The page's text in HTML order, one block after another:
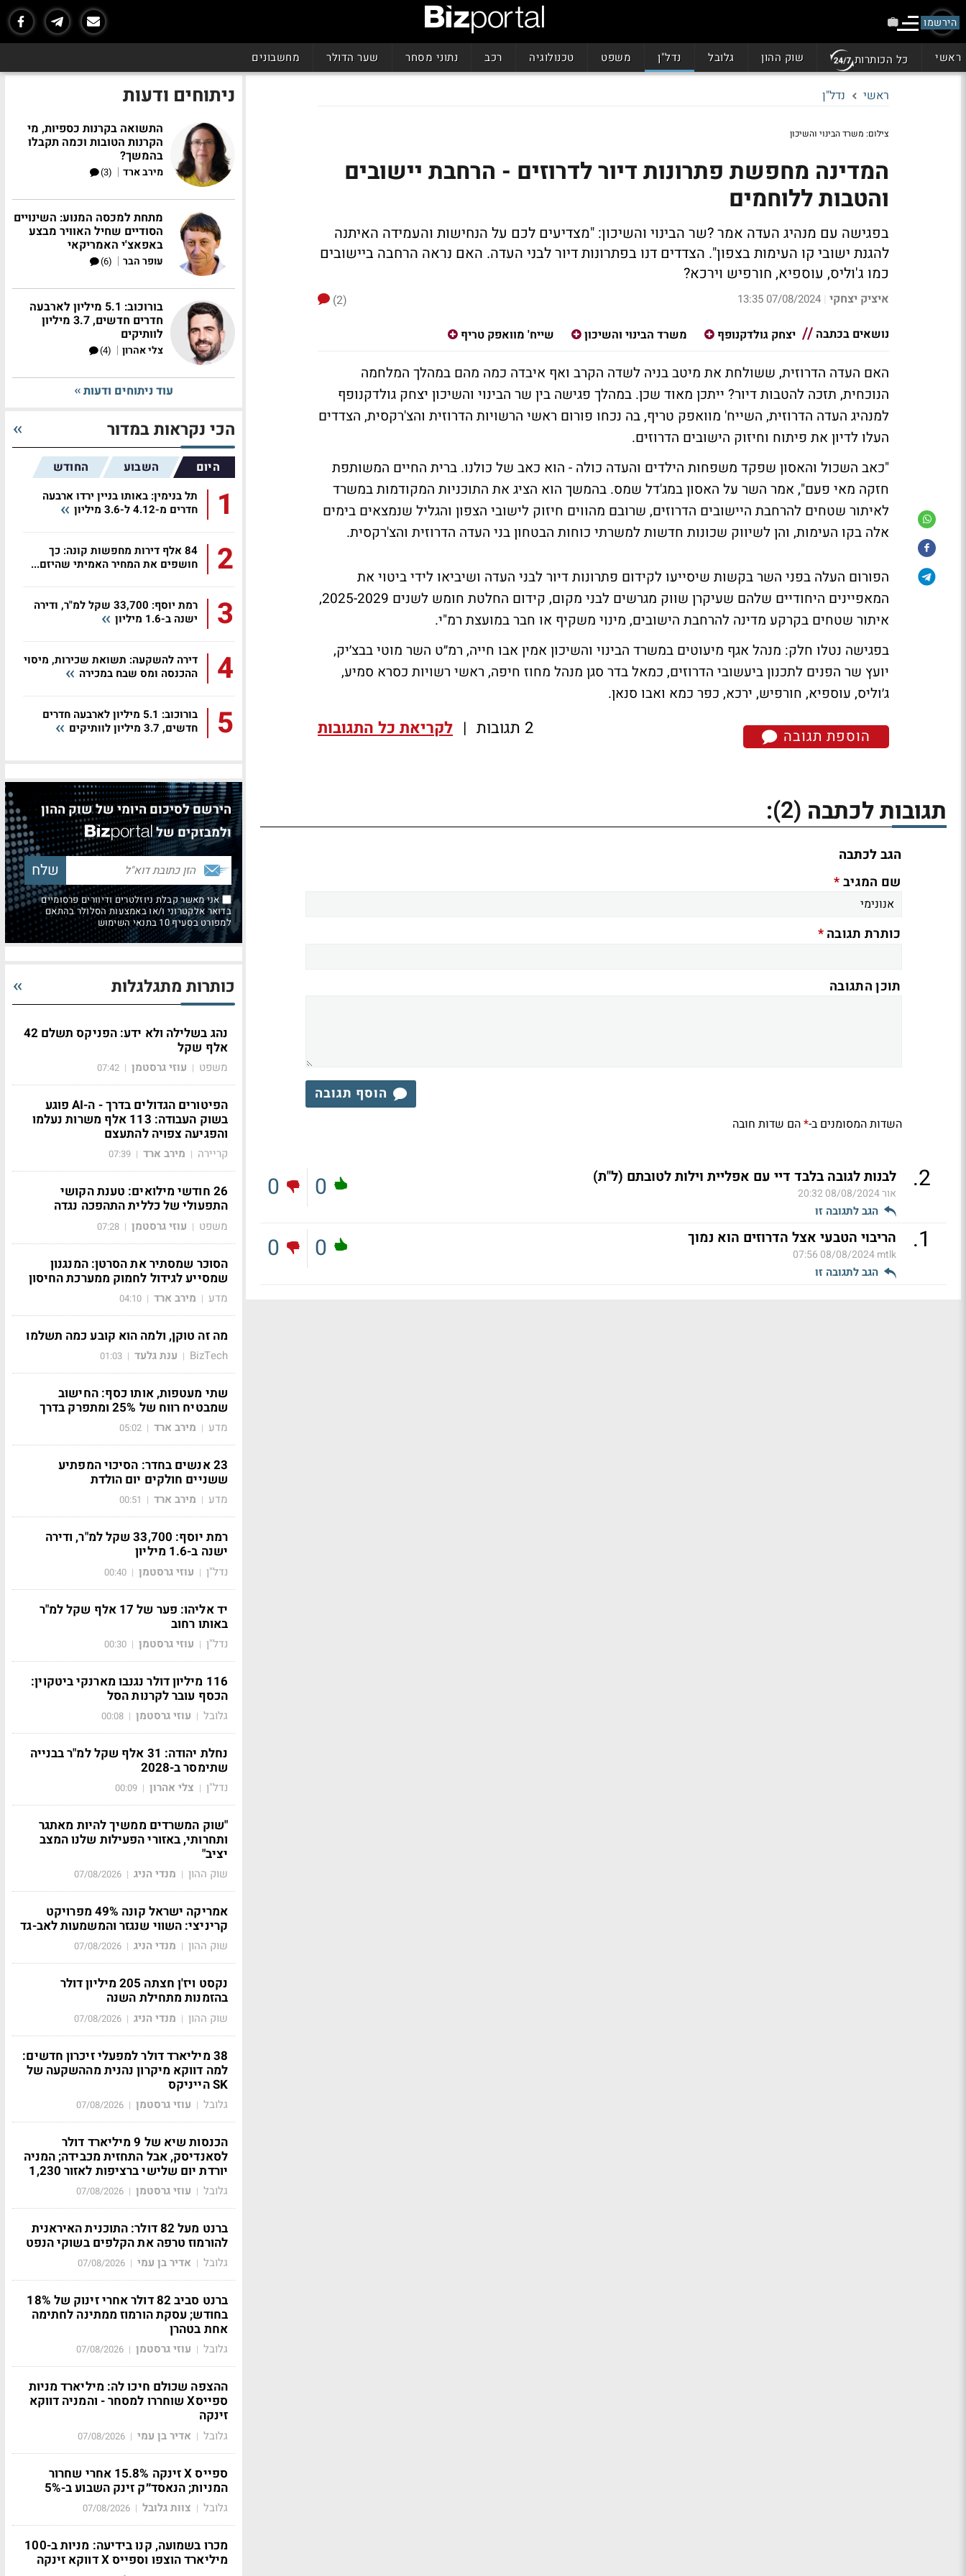
הירשמו
ראשי כל הכותרות שוק ההון גלובל נדל"ן משפט טכנולוגיה רכב נתוני מסחר שער הדולר מחשבונים
ראשי נדל"ן
צילום: משרד הבינוי והשיכון
המדינה מחפשת פתרונות דיור לדרוזים - הרחבת יישובים
והטבות ללוחמים
בפגישה עם מנהיג העדה אמר ?שר הבינוי והשיכון: "מצדיעים לכם על הנחישות והעמידה האיתנה
להגנת ישובי קו העימות בצפון". הצדדים דנו בפתרונות דיור לבני העדה. האם נראה הרחבה ביישובים
כמו ג'וליס, עוספיא, חורפיש וירכא?
איציק יצחקי |
07/08/2024 13:35
(2)
נושאים בכתבה
יצחק גולדקנופף משרד הבינוי והשיכון שייח' מוואפק טריף
האם העדה הדרוזית, ששולחת את מיטב בניה לשדה הקרב ואף איבדה כמה מהם במהלך המלחמה
הנוכחית, תזכה להטבות דיור? ייתכן מאוד שכן. במהלך פגישה בין שר הבינוי והשיכון יצחק גולדקנופף
למנהיג העדה הדרוזית, השייח' מוואפק טריף, בה נכחו פורום ראשי הרשויות הדרוזית והצ'רקסית, הצדדים
העלו לדיון את פיתוח וחיזוק הישובים הדרוזים.
"כאב השכול והאסון שפקד משפחות הילדים והעדה כולה - הוא כאב של כולנו. ברית החיים המשותפת
חזקה מאי פעם", אמר השר על האסון במג'דל שמס. בהמשך הוא הציג את התוכניות המקודמות במשרד
לאיתור שטחים להרחבת היישובים הדרוזים, שרובם מהווים חיזוק לישובי הצפון והגליל שנמצאים בימים
אלה בקו העימות, והן לשיווק שכונות חדשות למשרתי כוחות הבטחון בני העדה הדרוזית והצ'רקסית.
הפורום העלה בפני השר בקשות שיסייעו לקידום פתרונות דיור לבני העדה ושיביאו לידי ביטוי את
המאפיינים היחודיים שלהם שעיקרן שווק מגרשים לבני מקום, קידום החלטת חומש לשנים 2025-2029,
איתור שטחים בקרקע מדינה להרחבת הישובים, מינוי משקיף או חבר במועצת רמ"י.
בפגישה נטלו חלק: מנהל אגף מיעוטים במשרד הבינוי והשיכון אמין אבו חייה, רמ״ט השר מוטי בבצ׳יק,
יועץ שר הפנים לתכנון ביעשובי הדרוזים, כמאל בדר סגן מנהל מחוז חיפה, ראשי רשויות כסרא סמיע,
ג׳וליס, עוספיא, חורפיש, ירכא, כפר כמא ואבו סנאן.
הוספת תגובה 2 תגובות | לקריאת כל התגובות
תגובות לכתבה (2)
:
הגב לכתבה
שם המגיב*
כותרת תגובה*
תוכן התגובה
הוסף תגובה
השדות המסומנים ב-*הם שדות חובה
2
. לבנות לגובה בלבד דיי עם אפליית וילות לטובתם (ל"ת)
אור08/08/2024 20:32
הגב לתגובה זו
0
0
1
. הריבוי הטבעי אצל הדרוזים הוא נמוך
mtlk
08/08/2024 07:56
הגב לתגובה זו
0
0
ניתוחים ודעות
התשואה בקרנות כספיות, מי
הקרנות הטובות וכמה תקבלו
בהמשך?
מירב ארד |
(3)
מתחת למכסה המנוע: השינויים
הסודיים שחיל האוויר מבצע
באפאצ'י האמריקאי
עופר הבר |
(6)
בורוכוב: 5.1 מיליון לארבעה
חדרים חדשים, 3.7 מיליון
לוותיקים
צלי אהרון |
(4)
עוד ניתוחים ודעות
הכי נקראות במדור
היום השבוע החודש
1
תל בנימין: באותו בניין ירדו ארבעה
חדרים מ-4.12 ל-3.6 מיליון
2
84 אלף דירות מחפשות קונה: כך
חושפים את המחיר האמיתי שהיזם...
3
רמת יוסף: 33,700 שקל למ"ר, ודירה
ישנה ב-1.6 מיליון
4
דירה להשקעה: תשואת שכירות, מיסוי
ההכנסה ומס שבח במכירה
5
בורוכוב: 5.1 מיליון לארבעה חדרים
חדשים, 3.7 מיליון לוותיקים
הירשם לסיכום היומי של שוק ההון
ולמבזקים של
אני מאשר קבלת ניוזלטרים ודיוורים פרסומיים
בדואר אלקטרוני ו/או באמצעות הסלולר בהתאם
למפורט בסעיף 10 בתנאי השימוש
כותרות מתגלגלות
נהג בשלילה ולא ידע: הפניקס תשלם 42
אלף שקל
משפט | עוזי גרסטמן |
07:42
הפיטורים הגדולים בדרך - ה-AI פוגע
בשוק העבודה: 113 אלף משרות נעלמו
והפגיעה צפויה להתעצם
קריירה | מירב ארד |
07:39
26 חודשי מילואים: טענת הקושי
התפעולי של כללית התהפכה נגדה
משפט | עוזי גרסטמן |
07:28
הסוכר שמסתיר את הסרטן: המנגנון
שמסייע לגידול לחמוק ממערכת החיסון
מדע | מירב ארד |
04:10
מה זה טוקן, ולמה הוא קובע כמה תשלמו
BizTech
| ענת גלעד |
01:03
שתי מעטפות, אותו כסף: החישוב
שמבטיח רווח של 25% ומתפרק בדרך
מדע | מירב ארד |
05:02
23 אנשים בחדר: הסיכוי המפתיע
ששניים חולקים יום הולדת
מדע | מירב ארד |
00:51
רמת יוסף: 33,700 שקל למ"ר, ודירה
ישנה ב-1.6 מיליון
נדל"ן | עוזי גרסטמן |
00:40
יד אליהו: פער של 17 אלף שקל למ"ר
באותו רחוב
נדל"ן | עוזי גרסטמן |
00:30
116 מיליון דולר נגנבו מארנקי ביטקוין:
הכסף עובר לקרנות הסל
גלובל | עוזי גרסטמן |
00:08
נחלת יהודה: 31 אלף שקל למ"ר בבנייה
שתימסר ב-2028
נדל"ן | צלי אהרון |
00:09
"שוק המשרדים ממשיך להיות מאתגר
ותחרותי, באזורי הפעילות שלנו המצב
יציב"
שוק ההון | מנדי הניג |
07/08/2026
אמריקה ישראל קונה 49% מפרויקט
קריניצי: השווי שנגזר והמשמעות לאב-גד
שוק ההון | מנדי הניג |
07/08/2026
נקסט ויז'ן חצתה 205 מיליון דולר
בהזמנות מתחילת השנה
שוק ההון | מנדי הניג |
07/08/2026
38 מיליארד דולר למפעלי זיכרון חדשים:
למה דווקא מיקרון נהנית מההשקעה של
SK הייניקס
גלובל | עוזי גרסטמן |
07/08/2026
הכנסות שיא של 9 מיליארד דולר
לסאנדיסק, אבל התחזית מכבידה; המניה
יורדת יום שלישי ברציפות לאזור 1,230
גלובל | עוזי גרסטמן |
07/08/2026
ברנט מעל 82 דולר: התוכנית האיראנית
להורמוז טרפה את הקלפים בשוקי הנפט
גלובל | אדיר בן עמי |
07/08/2026
ברנט סביב 82 דולר אחרי זינוק של 18%
בחודש; עסקת הורמוז ממתינה לחתימה
אחת בטהרן
גלובל | עוזי גרסטמן |
07/08/2026
ההצפה שכולם חיכו לה: מיליארד מניות
ספייסX שוחררו למסחר - והמניה דווקא
זינקה
גלובל | אדיר בן עמי |
07/08/2026
ספייס X זינקה 15.8% אחרי שחרור
המניות; הנאסד״ק זינק השבוע ב-5%
גלובל | צוות גלובל |
07/08/2026
מכרו בשמועה, קנו בידיעה: מניות ב-100
מיליארד הוצפו וספייס X דווקא זינקה